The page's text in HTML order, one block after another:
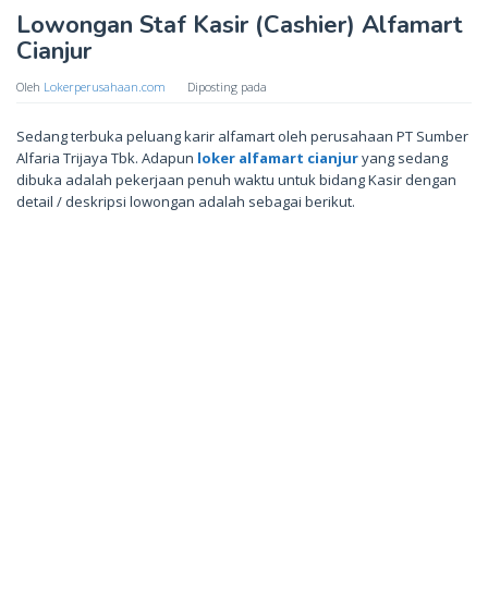
Lowongan Staf Kasir (Cashier) Alfamart
Cianjur
Oleh Lokerperusahaan.com Diposting pada
Sedang terbuka peluang karir alfamart oleh perusahaan PT Sumber
Alfaria Trijaya Tbk. Adapun loker alfamart cianjuryang sedang
dibuka adalah pekerjaan penuh waktu untuk bidang Kasir dengan
detail / deskripsi lowongan adalah sebagai berikut.